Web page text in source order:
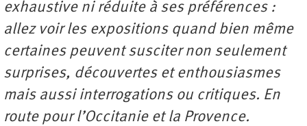
exhaustive ni réduite à ses préférences :
allez voir les expositions quand bien même
certaines peuvent susciter non seulement
surprises, découvertes et enthousiasmes
mais aussi interrogations ou critiques. En
route pour l’Occitanie et la Provence.